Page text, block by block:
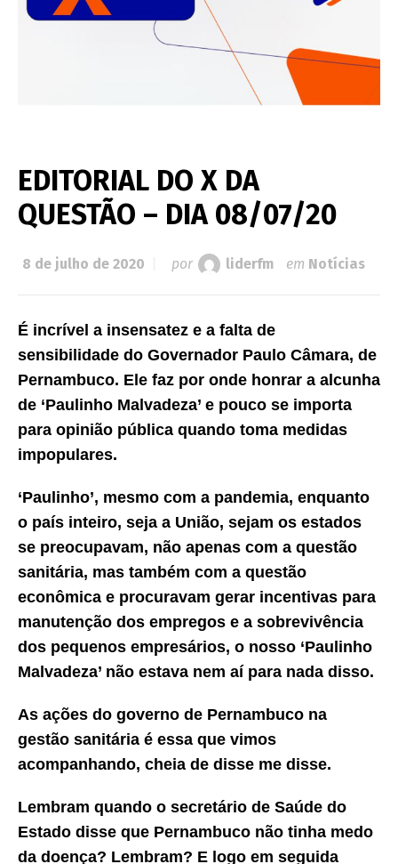
EDITORIAL DO X DA
QUESTÃO – DIA 08/07/20
8 de julho de 2020 por liderfm em Notícias
É incrível a insensatez e a falta de
sensibilidade do Governador Paulo Câmara, de
Pernambuco. Ele faz por onde honrar a alcunha
de ‘Paulinho Malvadeza’ e pouco se importa
para opinião pública quando toma medidas
impopulares.
‘Paulinho’, mesmo com a pandemia, enquanto
o país inteiro, seja a União, sejam os estados
se preocupavam, não apenas com a questão
sanitária, mas também com a questão
econômica e procuravam gerar incentivas para
manutenção dos empregos e a sobrevivência
dos pequenos empresários, o nosso ‘Paulinho
Malvadeza’ não estava nem aí para nada disso.
As ações do governo de Pernambuco na
gestão sanitária é essa que vimos
acompanhando, cheia de disse me disse.
Lembram quando o secretário de Saúde do
Estado disse que Pernambuco não tinha medo
da doença? Lembram? E logo em seguida